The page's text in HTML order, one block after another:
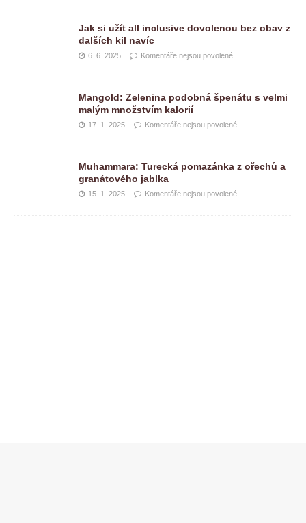
Jak si užít all inclusive dovolenou bez obav z
dalších kil navíc
6. 6. 2025 Komentáře nejsou povolené
Mangold: Zelenina podobná špenátu s velmi
malým množstvím kalorií
17. 1. 2025 Komentáře nejsou povolené
Muhammara: Turecká pomazánka z ořechů a
granátového jablka
15. 1. 2025 Komentáře nejsou povolené